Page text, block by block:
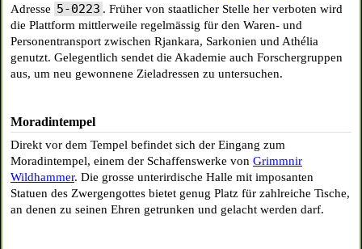
Adresse 5-0223 . Früher von staatlicher Stelle her verboten wird
die Plattform mittlerweile regelmässig für den Waren- und
Personentransport zwischen Rjankara, Sarkonien und Athélia
genutzt. Gelegentlich sendet die Akademie auch Forschergruppen
aus, um neu gewonnene Zieladressen zu untersuchen.
Moradintempel
Direkt vor dem Tempel befindet sich der Eingang zum
Moradintempel, einem der Schaffenswerke von Grimmnir
Wildhammer. Die grosse unterirdische Halle mit imposanten
Statuen des Zwergengottes bietet genug Platz für zahlreiche Tische,
an denen zu seinen Ehren getrunken und gelacht werden darf.